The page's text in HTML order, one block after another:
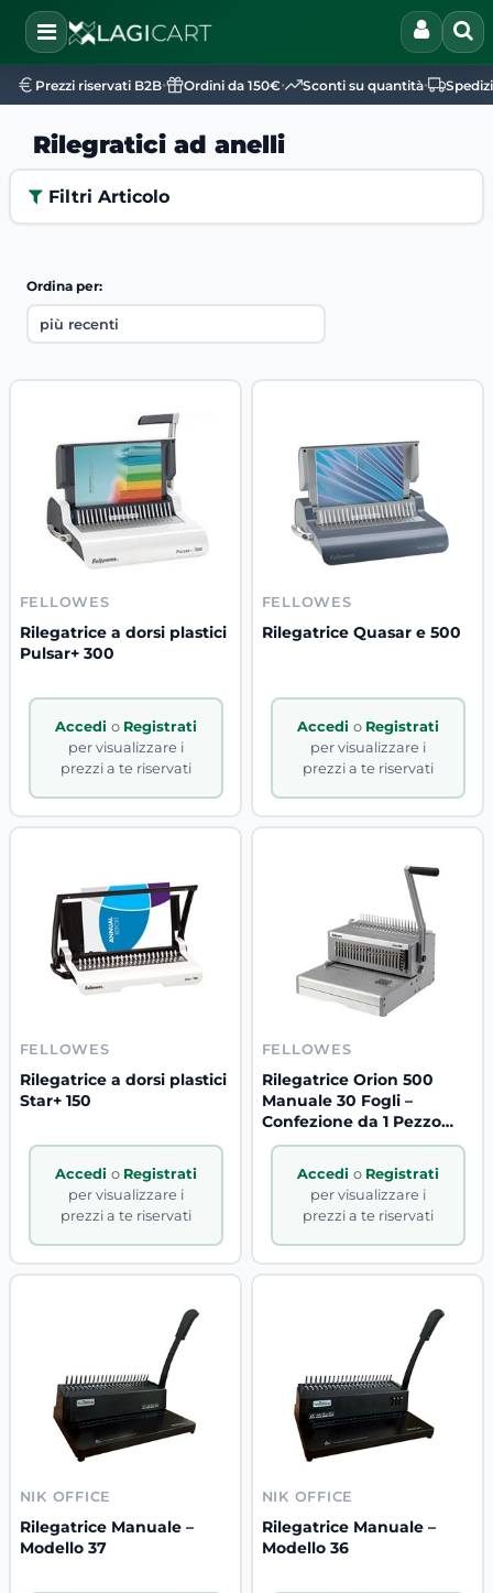
Open
Prezzi riservati B2B• Ordini da 150€• Sconti su quantità•
Rilegratici ad anelli
Filtri Articolo
Ordina per:
FELLOWES
Rilegatrice a dorsi plastici
Pulsar+ 300
Accedi o Registrati
per visualizzare i
prezzi a te riservati
FELLOWES
Rilegatrice Quasar e 500
Accedi o Registrati
per visualizzare i
prezzi a te riservati
FELLOWES
Rilegatrice a dorsi plastici
Star+ 150
Accedi o Registrati
per visualizzare i
prezzi a te riservati
FELLOWES
Rilegatrice Orion 500
Manuale 30 Fogli –
Confezione da 1 Pezzo
B2B Pro
Accedi o Registrati
per visualizzare i
prezzi a te riservati
NIK OFFICE
Rilegatrice Manuale –
Modello 37
NIK OFFICE
Rilegatrice Manuale –
Modello 36